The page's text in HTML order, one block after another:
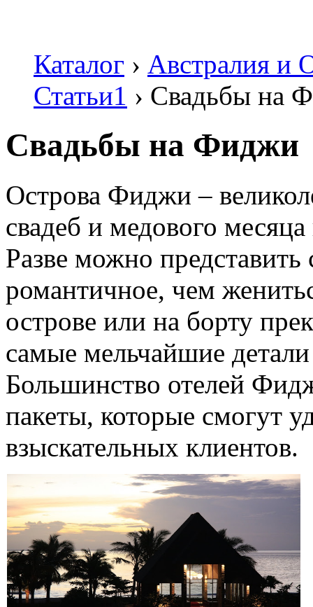
Каталог › Австралия и
Статьи1 › Свадьбы на
Свадьбы на Фиджи
Острова Фиджи –
свадеб и медового
Разве можно представить
романтичное, чем
острове или на борту
самые мельчайшие
Большинство отелей
пакеты, которые смогут
взыскательных клиентов.